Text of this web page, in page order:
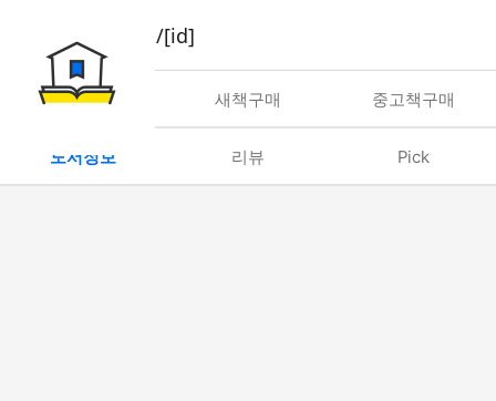
book/rent/[id]
대여 새책구매 중고책구매
도서정보 리뷰 Pick